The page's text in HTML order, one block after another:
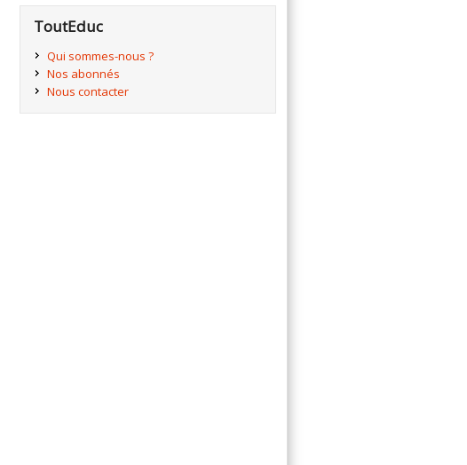
ToutEduc
Qui sommes-nous ?
Nos abonnés
Nous contacter